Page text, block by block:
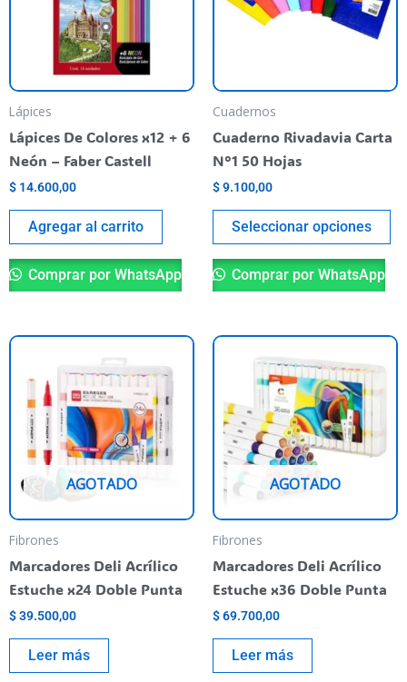
Lápices
Lápices De Colores x12 + 6
Neón – Faber Castell
$ 14.600,00
Agregar al carrito
Comprar por WhatsApp
Cuadernos
Cuaderno Rivadavia Carta
N°1 50 Hojas
$9.100,00
Seleccionar opciones
Comprar por WhatsApp
AGOTADO
Fibrones
Marcadores Deli Acrílico
Estuche x24 Doble Punta
$39.500,00
Leer más
AGOTADO
Fibrones
Marcadores Deli Acrílico
Estuche x36 Doble Punta
$69.700,00
Leer más